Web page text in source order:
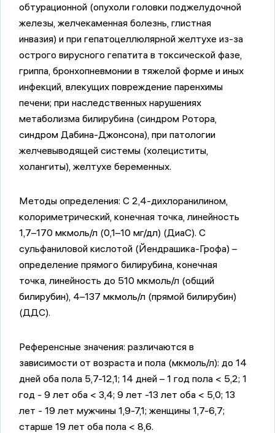
обтурационной (опухоли головки поджелудочной
железы, желчекаменная болезнь, глистная
инвазия) и при гепатоцеллюлярной желтухе из-за
острого вирусного гепатита в токсической фазе,
гриппа, бронхопневмонии в тяжелой форме и иных
инфекций, влекущих повреждение паренхимы
печени; при наследственных нарушениях
метаболизма билирубина (синдром Ротора,
синдром Дабина-Джонсона), при патологии
желчевыводящей системы (холециститы,
холангиты), желтухе беременных.
Методы определения: С 2,4-дихлоранилином,
колориметрический, конечная точка, линейность
1,7–170 мкмоль/л (0,1–10 мг/дл) (ДиаС). С
сульфаниловой кислотой (Йендрашика-Грофа) –
определение прямого билирубина, конечная
точка, линейность до 510 мкмоль/л (общий
билирубин), 4–137 мкмоль/л (прямой билирубин)
(ДДС).
Референсные значения: различаются в
зависимости от возраста и пола (мкмоль/л): до 14
дней оба пола 5,7-12,1; 14 дней – 1 год пола < 5,2; 1
год - 9 лет оба < 3,4; 9 лет -13 лет оба < 5,0; 13
лет - 19 лет мужчины 1,9-7,1; женщины 1,7-6,7;
старше 19 лет оба пола < 8,6.